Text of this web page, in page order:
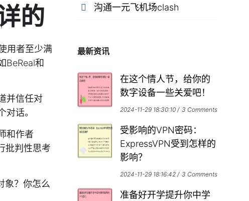
的
用者至少满
BeReal和
并信任对
话。
和作者
批判性思考
象？你怎么
沟通一元飞机场clash
最新资讯
在这个情人节，给你的
数字设备一些关爱吧！
2024-11-29 18:30:10 3 Comments
受影响的VPN密码：
ExpressVPN受到怎样的
影响？
2024-11-29 18:16:42 3 Comments
准备好开学提升你中学